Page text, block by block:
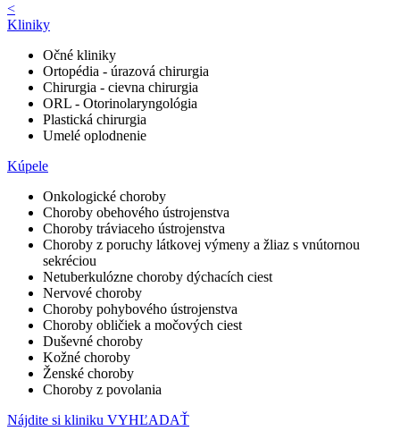
<
Kliniky
Očné kliniky
Ortopédia - úrazová chirurgia
Chirurgia - cievna chirurgia
ORL - Otorinolaryngológia
Plastická chirurgia
Umelé oplodnenie
Kúpele
Onkologické choroby
Choroby obehového ústrojenstva
Choroby tráviaceho ústrojenstva
Choroby z poruchy látkovej výmeny a žliaz s vnútornou
sekréciou
Netuberkulózne choroby dýchacích ciest
Nervové choroby
Choroby pohybového ústrojenstva
Choroby obličiek a močových ciest
Duševné choroby
Kožné choroby
Ženské choroby
Choroby z povolania
Nájdite si kliniku VYHĽADAŤ